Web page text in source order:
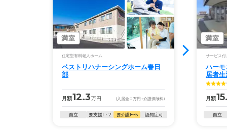
満室
住宅型有料老人ホーム
ベストリハナーシングホーム春日
部
月額12.3万円 (入居金0万円 +介護保険料)
自立 要支援1・2 要介護1〜5 認知症可
満室
サービス付
ハー
居者
月額
自立